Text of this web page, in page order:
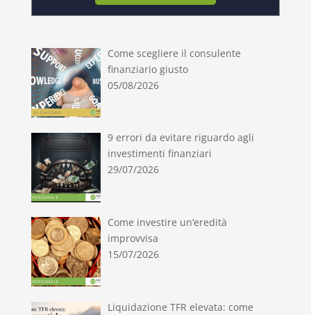
Come scegliere il consulente
finanziario giusto
05/08/2026
9 errori da evitare riguardo agli
investimenti finanziari
29/07/2026
Come investire un’eredità
improvvisa
15/07/2026
Liquidazione TFR elevata: come